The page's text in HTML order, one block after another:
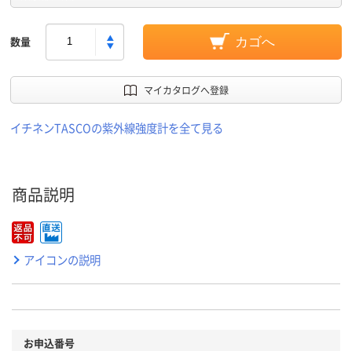
数量 カゴへ
マイカタログへ登録
イチネンTASCOの紫外線強度計を全て見る
商品説明
アイコンの説明
お申込番号